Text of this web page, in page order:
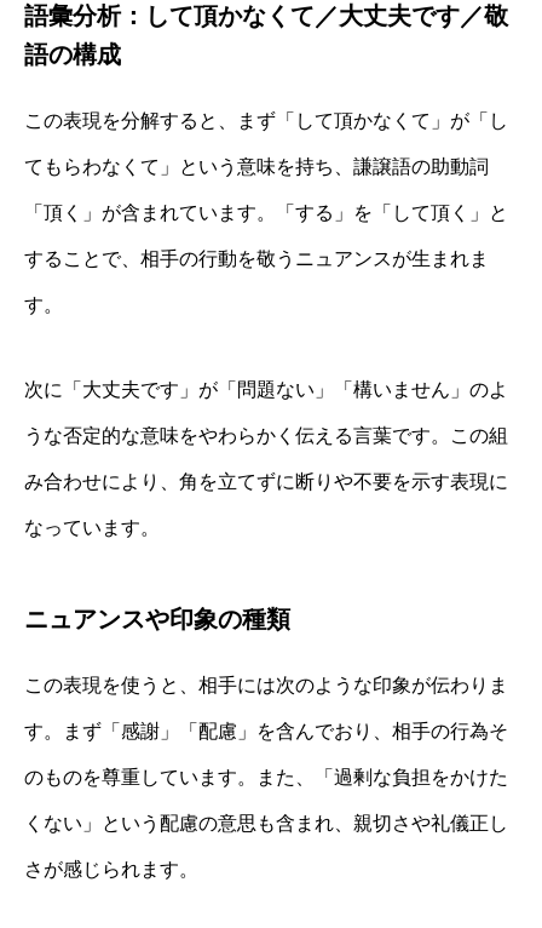
語彙分析：して頂かなくて／大丈夫です／敬
語の構成
この表現を分解すると、まず「して頂かなくて」が「し
てもらわなくて」という意味を持ち、謙譲語の助動詞
「頂く」が含まれています。「する」を「して頂く」と
することで、相手の行動を敬うニュアンスが生まれま
す。
次に「大丈夫です」が「問題ない」「構いません」のよ
うな否定的な意味をやわらかく伝える言葉です。この組
み合わせにより、角を立てずに断りや不要を示す表現に
なっています。
ニュアンスや印象の種類
この表現を使うと、相手には次のような印象が伝わりま
す。まず「感謝」「配慮」を含んでおり、相手の行為そ
のものを尊重しています。また、「過剰な負担をかけた
くない」という配慮の意思も含まれ、親切さや礼儀正し
さが感じられます。